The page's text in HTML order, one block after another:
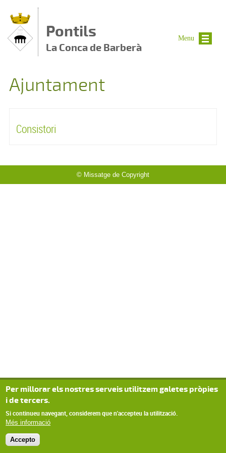
Pontils
La Conca de Barberà
Ajuntament
Consistori
© Missatge de Copyright
Menu
Per millorar els nostres serveis utilitzem galetes pròpies
i de tercers.
Si continueu navegant, considerem que n'accepteu la utilització.
Més informació
Accepto